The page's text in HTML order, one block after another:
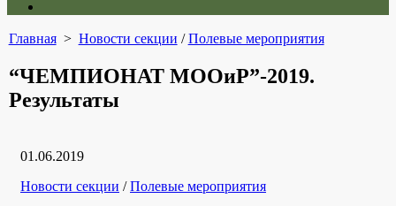
menu
Главная> Новости секции /Полевые мероприятия
“ЧЕМПИОНАТ МООиР”-2019.
Результаты
Дата
01.06.2019
Рубрики
Новости секции /Полевые мероприятия